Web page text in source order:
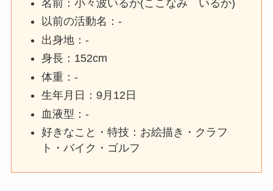
名前：小々波いるか(ここなみ いるか)
以前の活動名：-
出身地：-
身長：152cm
体重：-
生年月日：9月12日
血液型：-
好きなこと・特技：お絵描き・クラフ
ト・バイク・ゴルフ